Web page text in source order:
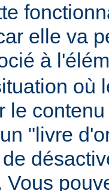
elle va
à
où
le
"livre